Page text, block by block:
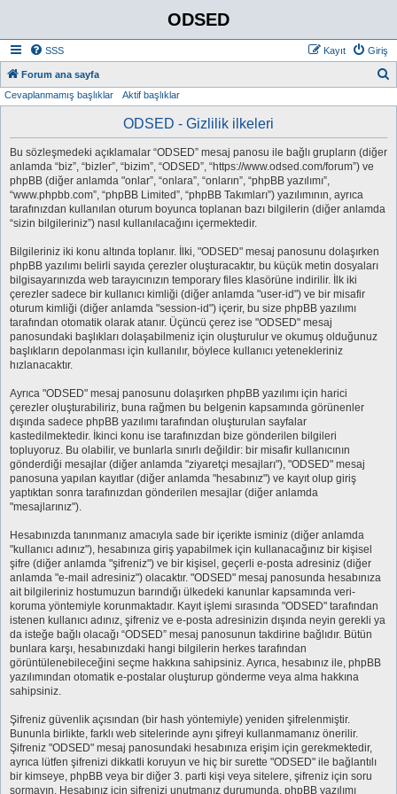
ODSED
SSS Giriş
Kayıt
Forum ana sayfa
Cevaplanmamış başlıklar Aktif başlıklar
ODSED - Gizlilik ilkeleri
Bu sözleşmedeki açıklamalar “ODSED” mesaj panosu ile bağlı grupların (diğer
anlamda “biz”, “bizler”, “bizim”, “ODSED”, “https://www.odsed.com/forum”) ve
phpBB (diğer anlamda "onlar”, “onlara”, “onların”, “phpBB yazılımı”,
“www.phpbb.com”, “phpBB Limited”, “phpBB Takımları”) yazılımının, ayrıca
tarafınızdan kullanılan oturum boyunca toplanan bazı bilgilerin (diğer anlamda
“sizin bilgileriniz”) nasıl kullanılacağını içermektedir.
Bilgileriniz iki konu altında toplanır. İlki, "ODSED" mesaj panosunu dolaşırken
phpBB yazılımı belirli sayıda çerezler oluşturacaktır, bu küçük metin dosyaları
bilgisayarınızda web tarayıcınızın temporary files klasörüne indirilir. İlk iki
çerezler sadece bir kullanıcı kimliği (diğer anlamda "user-id") ve bir misafir
oturum kimliği (diğer anlamda "session-id") içerir, bu size phpBB yazılımı
tarafından otomatik olarak atanır. Üçüncü çerez ise "ODSED" mesaj
panosundaki başlıkları dolaşabilmeniz için oluşturulur ve okumuş olduğunuz
başlıkların depolanması için kullanılır, böylece kullanıcı yetenekleriniz
hızlanacaktır.
Ayrıca "ODSED" mesaj panosunu dolaşırken phpBB yazılımı için harici
çerezler oluşturabiliriz, buna rağmen bu belgenin kapsamında görünenler
dışında sadece phpBB yazılımı tarafından oluşturulan sayfalar
kastedilmektedir. İkinci konu ise tarafınızdan bize gönderilen bilgileri
topluyoruz. Bu olabilir, ve bunlarla sınırlı değildir: bir misafir kullanıcının
gönderdiği mesajlar (diğer anlamda "ziyaretçi mesajları"), "ODSED" mesaj
panosuna yapılan kayıtlar (diğer anlamda "hesabınız") ve kayıt olup giriş
yaptıktan sonra tarafınızdan gönderilen mesajlar (diğer anlamda
"mesajlarınız").
Hesabınızda tanınmanız amacıyla sade bir içerikte isminiz (diğer anlamda
"kullanıcı adınız"), hesabınıza giriş yapabilmek için kullanacağınız bir kişisel
şifre (diğer anlamda "şifreniz") ve bir kişisel, geçerli e-posta adresiniz (diğer
anlamda "e-mail adresiniz") olacaktır. "ODSED" mesaj panosunda hesabınıza
ait bilgileriniz hostumuzun barındığı ülkedeki kanunlar kapsamında veri-
koruma yöntemiyle korunmaktadır. Kayıt işlemi sırasında "ODSED" tarafından
istenen kullanıcı adınız, şifreniz ve e-posta adresinizin dışında neyin gerekli ya
da isteğe bağlı olacağı “ODSED” mesaj panosunun takdirine bağlıdır. Bütün
bunlara karşı, hesabınızdaki hangi bilgilerin herkes tarafından
görüntülenebileceğini seçme hakkına sahipsiniz. Ayrıca, hesabınız ile, phpBB
yazılımından otomatik e-postalar oluşturup gönderme veya alma hakkına
sahipsiniz.
Şifreniz güvenlik açısından (bir hash yöntemiyle) yeniden şifrelenmiştir.
Bununla birlikte, farklı web sitelerinde aynı şifreyi kullanmamanız önerilir.
Şifreniz "ODSED" mesaj panosundaki hesabınıza erişim için gerekmektedir,
ayrıca lütfen şifrenizi dikkatli koruyun ve hiç bir surette "ODSED" ile bağlantılı
bir kimseye, phpBB veya bir diğer 3. parti kişi veya sitelere, şifreniz için soru
sormayın. Hesabınız için şifrenizi unutmanız durumunda, phpBB yazılımı